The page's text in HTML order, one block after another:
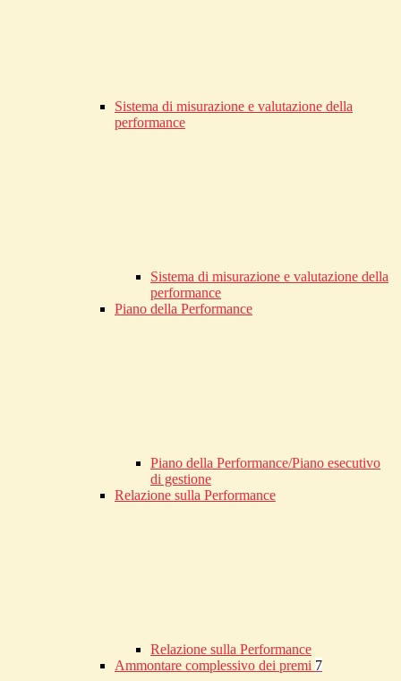
Sistema di misurazione e valutazione della
performance
Sistema di misurazione e valutazione della
performance
Piano della Performance
Piano della Performance/Piano esecutivo
di gestione
Relazione sulla Performance
Relazione sulla Performance
Ammontare complessivo dei premi 7